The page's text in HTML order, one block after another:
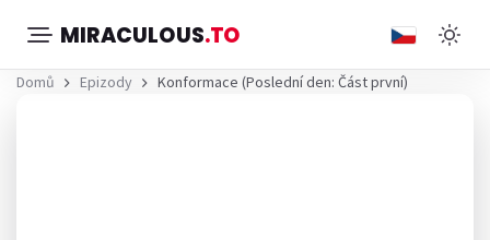
MIRACULOUS.TO
Domů Epizody Konformace (Poslední den: Část první)